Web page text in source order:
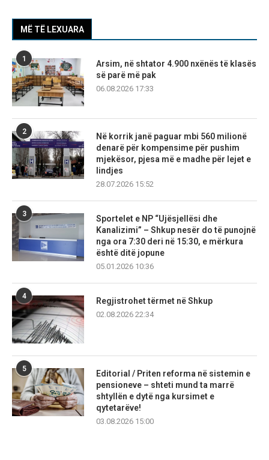
MË TË LEXUARA
1
Arsim, në shtator 4.900 nxënës të klasës
së parë më pak
06.08.2026 17:33
2
Në korrik janë paguar mbi 560 milionë
denarë për kompensime për pushim
mjekësor, pjesa më e madhe për lejet e
lindjes
28.07.2026 15:52
3
Sportelet e NP “Ujësjellësi dhe
Kanalizimi” – Shkup nesër do të punojnë
nga ora 7:30 deri në 15:30, e mërkura
është ditë jopune
05.01.2026 10:36
4
Regjistrohet tërmet në Shkup
02.08.2026 22:34
5
Editorial / Priten reforma në sistemin e
pensioneve – shteti mund ta marrë
shtyllën e dytë nga kursimet e
qytetarëve!
03.08.2026 15:00